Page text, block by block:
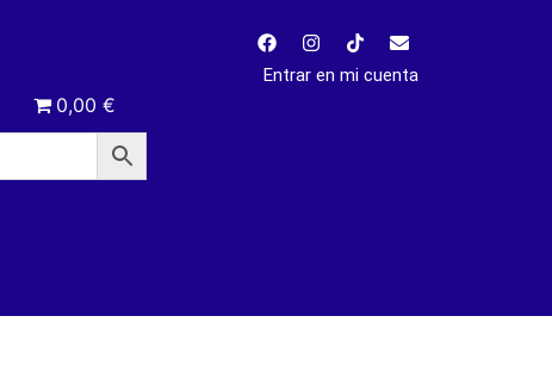
0,00 €
Entrar en mi cuenta